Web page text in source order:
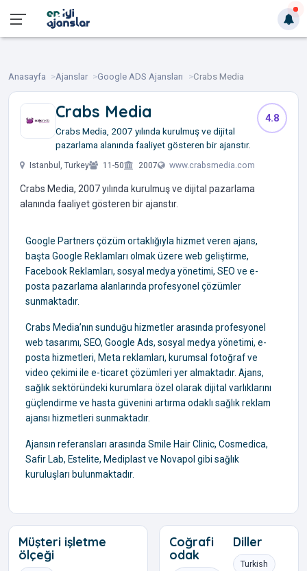
Anasayfa Ajanslar Google ADS Ajansları Crabs Media
Crabs Media
Crabs Media, 2007 yılında kurulmuş ve dijital
pazarlama alanında faaliyet gösteren bir ajanstır.
4.8
Istanbul, Turkey 11-50 2007 www.crabsmedia.com
Crabs Media, 2007 yılında kurulmuş ve dijital pazarlama
alanında faaliyet gösteren bir ajanstır.
Google Partners çözüm ortaklığıyla hizmet veren ajans,
başta Google Reklamları olmak üzere web geliştirme,
Facebook Reklamları, sosyal medya yönetimi, SEO ve e-
posta pazarlama alanlarında profesyonel çözümler
sunmaktadır.
Crabs Media’nın sunduğu hizmetler arasında profesyonel
web tasarımı, SEO, Google Ads, sosyal medya yönetimi, e-
posta hizmetleri, Meta reklamları, kurumsal fotoğraf ve
video çekimi ile e-ticaret çözümleri yer almaktadır. Ajans,
sağlık sektöründeki kurumlara özel olarak dijital varlıklarını
güçlendirme ve hasta güvenini artırma odaklı sağlık reklam
ajansı hizmetleri sunmaktadır.
Ajansın referansları arasında Smile Hair Clinic, Cosmedica,
Safir Lab, Estelite, Mediplast ve Novapol gibi sağlık
kuruluşları bulunmaktadır.
Müşteri işletme
ölçeği
Coğrafi
odak
Diller
Turkish